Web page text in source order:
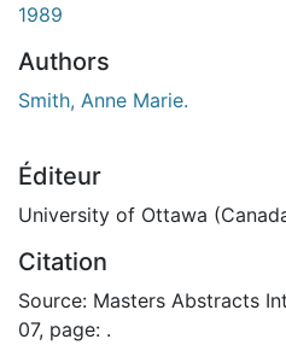
1989
Authors
Smith, Anne Marie.
Éditeur
University of Ottawa
Citation
Source: Masters Abstracts
07, page: .